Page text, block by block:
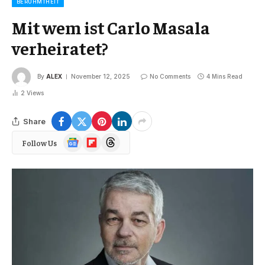
BERÜHMTHEIT
Mit wem ist Carlo Masala
verheiratet?
By ALEX November 12, 2025 No Comments 4 Mins Read
2 Views
Share
Follow Us
Google
News
FlipboardThreads